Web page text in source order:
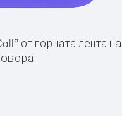
от горната лента на